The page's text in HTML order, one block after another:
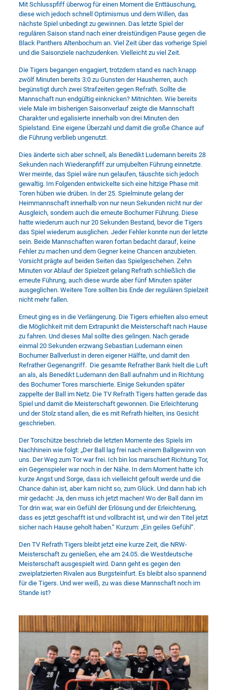
Mit Schlusspfiff überwog für einen Moment die Enttäuschung,
diese wich jedoch schnell Optimismus und dem Willen, das
nächste Spiel unbedingt zu gewinnen. Das letzte Spiel der
regulären Saison stand nach einer dreistündigen Pause gegen die
Black Panthers Altenbochum an. Viel Zeit über das vorherige Spiel
und die Saisonziele nachzudenken. Vielleicht zu viel Zeit.
Die Tigers begangen engagiert, trotzdem stand es nach knapp
zwölf Minuten bereits 3:0 zu Gunsten der Hausherren, auch
begünstigt durch zwei Strafzeiten gegen Refrath. Sollte die
Mannschaft nun endgültig einknicken? Mitnichten. Wie bereits
viele Male im bisherigen Saisonverlauf zeigte die Mannschaft
Charakter und egalisierte innerhalb von drei Minuten den
Spielstand. Eine eigene Überzahl und damit die große Chance auf
die Führung verblieb ungenutzt.
Dies änderte sich aber schnell, als Benedikt Ludemann bereits 28
Sekunden nach Wiederanpfiff zur umjubelten Führung einnetzte.
Wer meinte, das Spiel wäre nun gelaufen, täuschte sich jedoch
gewaltig. Im Folgenden entwickelte sich eine hitzige Phase mit
Toren hüben wie drüben. In der 25. Spielminute gelang der
Heimmannschaft innerhalb von nur neun Sekunden nicht nur der
Ausgleich, sondern auch die erneute Bochumer Führung. Diese
hatte wiederum auch nur 20 Sekunden Bestand, bevor die Tigers
das Spiel wiederum ausglichen. Jeder Fehler konnte nun der letzte
sein. Beide Mannschaften waren fortan bedacht darauf, keine
Fehler zu machen und dem Gegner keine Chancen anzubieten.
Vorsicht prägte auf beiden Seiten das Spielgeschehen. Zehn
Minuten vor Ablauf der Spielzeit gelang Refrath schließlich die
erneute Führung, auch diese wurde aber fünf Minuten später
ausgeglichen. Weitere Tore sollten bis Ende der regulären Spielzeit
nicht mehr fallen.
Erneut ging es in die Verlängerung. Die Tigers erhielten also erneut
die Möglichkeit mit dem Extrapunkt die Meisterschaft nach Hause
zu fahren. Und dieses Mal sollte dies gelingen. Nach gerade
einmal 20 Sekunden erzwang Sebastian Ludemann einen
Bochumer Ballverlust in deren eigener Hälfte, und damit den
Refrather Gegenangriff. Die gesamte Refrather Bank hielt die Luft
an als, als Benedikt Ludemann den Ball aufnahm und in Richtung
des Bochumer Tores marschierte. Einige Sekunden später
zappelte der Ball im Netz. Die TV Refrath Tigers hatten gerade das
Spiel und damit die Meisterschaft gewonnen. Die Erleichterung
und der Stolz stand allen, die es mit Refrath hielten, ins Gesicht
geschrieben.
Der Torschütze beschrieb die letzten Momente des Spiels im
Nachhinein wie folgt: „Der Ball lag frei nach einem Ballgewinn von
uns. Der Weg zum Tor war frei. Ich bin los marschiert Richtung Tor,
ein Gegenspieler war noch in der Nähe. In dem Moment hatte ich
kurze Angst und Sorge, dass ich vielleicht gefoult werde und die
Chance dahin ist, aber kam nicht so, zum Glück. Und dann hab ich
mir gedacht: Ja, den muss ich jetzt machen! Wo der Ball dann im
Tor drin war, war ein Gefühl der Erlösung und der Erleichterung,
dass es jetzt geschafft ist und vollbracht ist, und wir den Titel jetzt
sicher nach Hause geholt haben.“ Kurzum: „Ein geiles Gefühl“.
Den TV Refrath Tigers bleibt jetzt eine kurze Zeit, die NRW-
Meisterschaft zu genießen, ehe am 24.05. die Westdeutsche
Meisterschaft ausgespielt wird. Dann geht es gegen den
zweiplatzierten Rivalen aus Burgsteinfurt. Es bleibt also spannend
für die Tigers. Und wer weiß, zu was diese Mannschaft noch im
Stande ist?